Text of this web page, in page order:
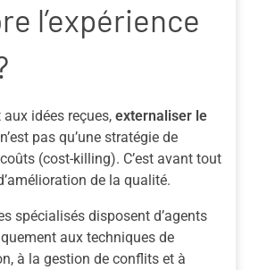
l’expérience
idées reçues, externaliser le
n’est pas qu’une stratégie de
(cost-killing). C’est avant tout
de la qualité.
spécialisés disposent d’agents
aux techniques de
à la gestion de conflits et à